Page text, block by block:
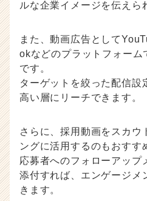
ルな企業イメージを伝えら
また、動画広告として
okなどのプラットフォーム
です。
ターゲットを絞った配信設
高い層にリーチできます。
さらに、採用動画をスカウ
ングに活用するのもおすす
応募者へのフォローアップ
添付すれば、エンゲージメ
きます。